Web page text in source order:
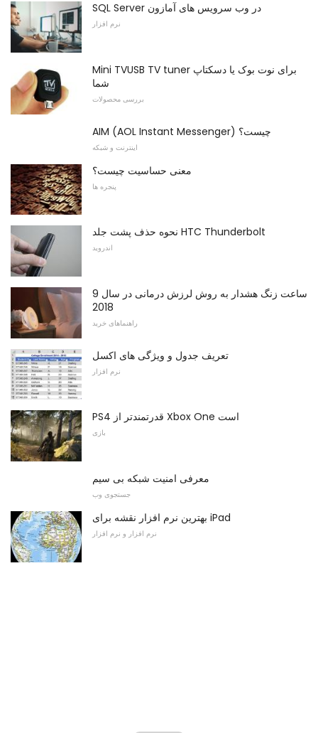
SQL Server در وب سرویس های آمازون
نرم افزار
Mini TVUSB TV tuner برای نوت بوک یا دسکتاپ
شما
بررسی محصولات
AIM (AOL Instant Messenger) چیست؟
اینترنت و شبکه
معنی حساسیت چیست؟
پنجره ها
نحوه حذف پشت جلد HTC Thunderbolt
اندروید
9 ساعت زنگ هشدار به روش لرزش درمانی در سال
2018
راهنماهای خرید
تعریف جدول و ویژگی های اکسل
نرم افزار
PS4 قدرتمندتر از Xbox One است
بازی
معرفی امنیت شبکه بی سیم
جستجوی وب
بهترین نرم افزار نقشه برای iPad
نرم افزار و نرم افزار